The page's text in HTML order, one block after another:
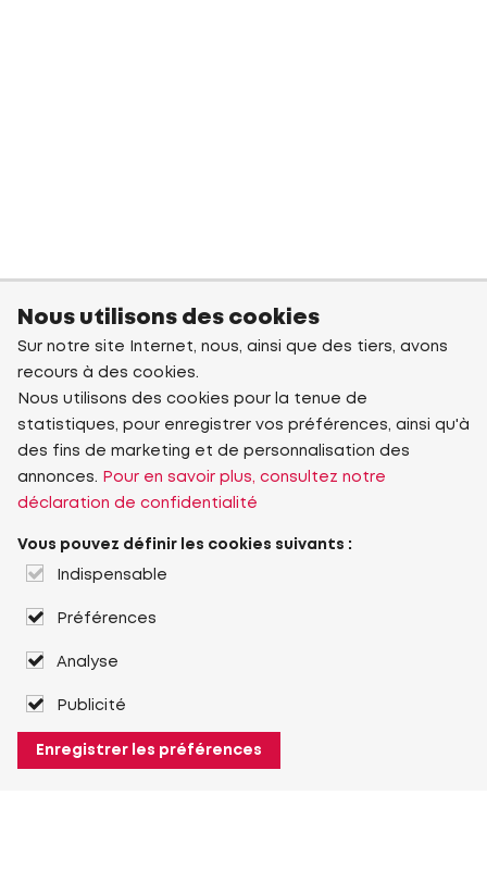
Nous utilisons des cookies
Sur notre site Internet, nous, ainsi que des tiers, avons
recours à des cookies.
Nous utilisons des cookies pour la tenue de
statistiques, pour enregistrer vos préférences, ainsi qu'à
des fins de marketing et de personnalisation des
annonces.
Pour en savoir plus, consultez notre
déclaration de confidentialité
Vous pouvez définir les cookies suivants :
Indispensable
Préférences
Analyse
Publicité
Enregistrer les préférences